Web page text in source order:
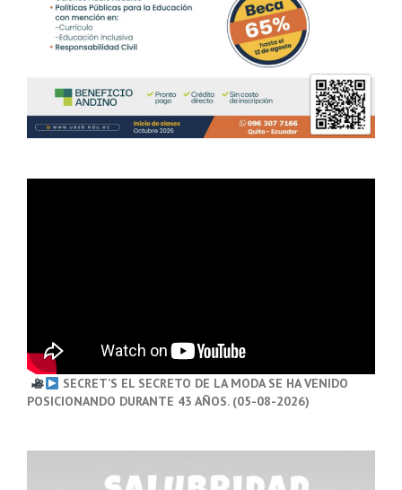
SECRET’S EL SECRETO DE LA MODA SE HA VENIDO
POSICIONANDO DURANTE 43 AÑOS. (05-08-2026)